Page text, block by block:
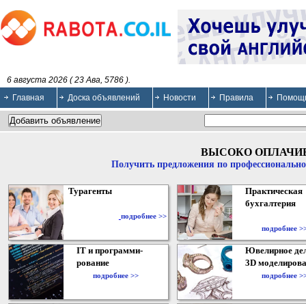
6 августа 2026 ( 23 Ава, 5786 ).
Главная
Доска объявлений Новости Правила
ВЫСОКО
Получить предложения по
Турагенты
подробнее >>
Практическая
бухгалтерия
подробнее
IT и программи-
рование
подробнее >>
Ювелирное
3D
подробнее